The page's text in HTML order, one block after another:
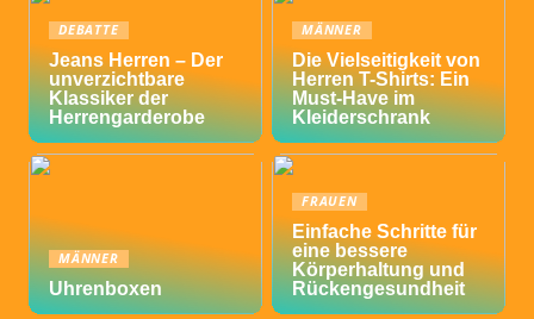
DEBATTE
Jeans Herren – Der
unverzichtbare
Klassiker der
Herrengarderobe
MÄNNER
Die Vielseitigkeit von
Herren T-Shirts: Ein
Must-Have im
Kleiderschrank
MÄNNER
Uhrenboxen
FRAUEN
Einfache Schritte für
eine bessere
Körperhaltung und
Rückengesundheit